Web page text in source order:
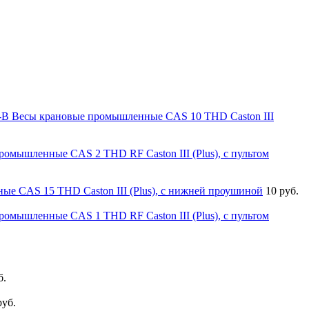
Весы крановые промышленные CAS 10 THD Caston III
CAS 2 THD RF Caston III (Plus), с пультом
CAS 15 THD Caston III (Plus), с нижней проушиной 10 руб.
CAS 1 THD RF Caston III (Plus), с пультом